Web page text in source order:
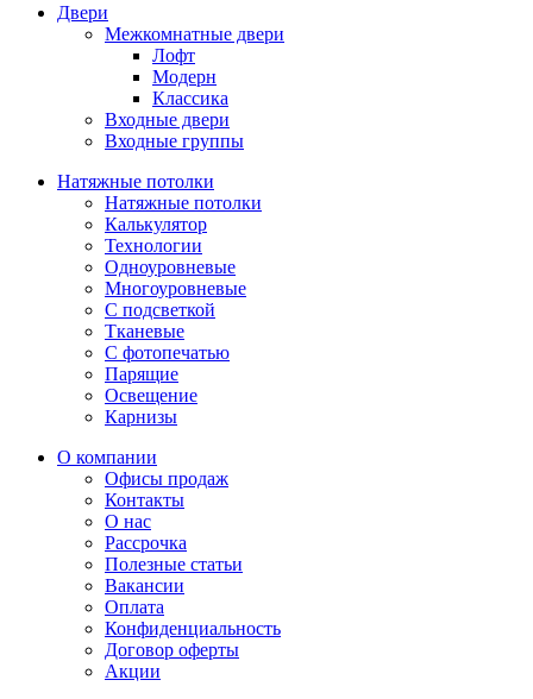
Двери
Межкомнатные двери
Лофт
Модерн
Классика
Входные двери
Входные группы
Натяжные потолки
Натяжные потолки
Калькулятор
Технологии
Одноуровневые
Многоуровневые
С подсветкой
Тканевые
С фотопечатью
Парящие
Освещение
Карнизы
О компании
Офисы продаж
Контакты
О нас
Рассрочка
Полезные статьи
Вакансии
Оплата
Конфиденциальность
Договор оферты
Акции